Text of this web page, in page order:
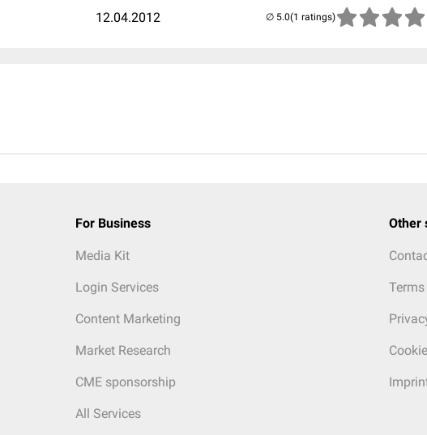
12.04.2012 (1 ratings)
For Business
Media Kit
Login Services
Content Marketing
Market Research
CME sponsorship
All Services
Other
Terms